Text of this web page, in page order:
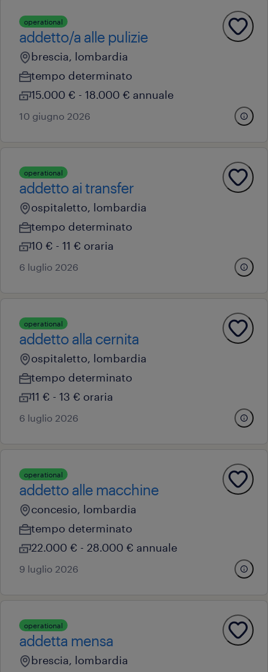
operational
addetto/a alle pulizie
brescia, lombardia
tempo determinato
15.000 € - 18.000 € annuale
10 giugno 2026
operational
addetto ai transfer
ospitaletto, lombardia
tempo determinato
10 € - 11 € oraria
6 luglio 2026
operational
addetto alla cernita
ospitaletto, lombardia
tempo determinato
11 € - 13 € oraria
6 luglio 2026
operational
addetto alle macchine
concesio, lombardia
tempo determinato
22.000 € - 28.000 € annuale
9 luglio 2026
operational
addetta mensa
brescia, lombardia